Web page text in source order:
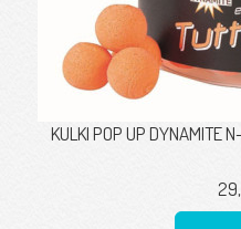
KULKI POP UP DYNAMITE